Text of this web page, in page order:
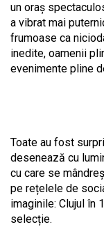
un oraș
a vibrat mai
frumoase ca
inedite, oamenii
evenimente pline
Toate au fost
desenează cu
cu care se
pe rețelele de
imaginile: Clujul în
selecție.